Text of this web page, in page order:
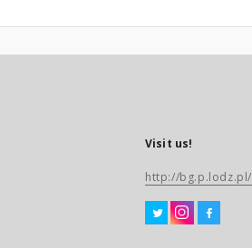
Visit us!
http://bg.p.lodz.pl/